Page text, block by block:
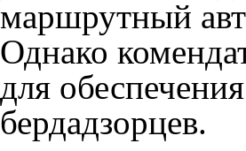
маршрутный
Однако
для
бердадзорцев.